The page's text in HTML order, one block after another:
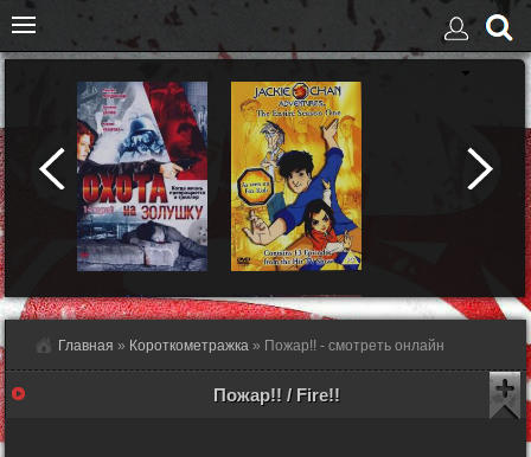
Главная » Короткометражка » Пожар!! - смотреть онлайн
Пожар!! / Fire!!